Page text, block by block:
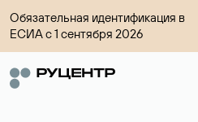
Обязательная идентификация в
ЕСИА с 1 сентября 2026